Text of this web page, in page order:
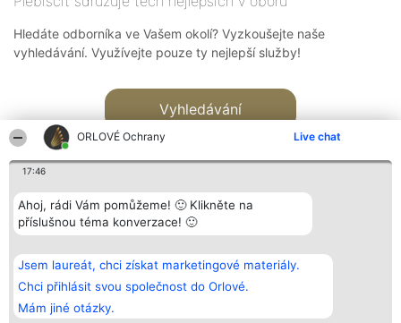
ORLOVÉ Ochrany Live chat
17:46
Ahoj, rádi Vám pomůžeme! 🙂 Klikněte na
příslušnou téma konverzace! 🙂
Jsem laureát, chci získat marketingové materiály.
Chci přihlásit svou společnost do Orlové.
Mám jiné otázky.
Hledáte odborníka ve Vašem okolí? Vyzkoušejte naše
vyhledávání. Využívejte pouze ty nejlepší služby!
Vyhledávání
Bright Side Solutions sp. z o.
o. sp. k.
ul. Ruska 22
Wrocław 50-079
KRS 0000749100 | Regon
381313360 | NIP 8943132676
Vítězové
Seznam všech
laureátů
Zásady
Zásady
Kontakt